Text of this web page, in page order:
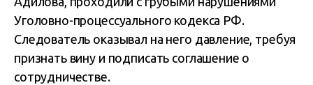
Уголовно-процессуального кодекса РФ.
Следователь оказывал на него давление, требуя
признать вину и подписать соглашение о
сотрудничестве.